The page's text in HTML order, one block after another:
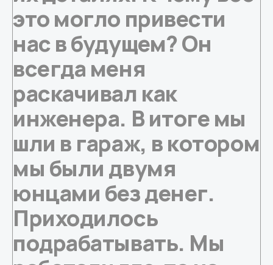
это могло привести
нас в будущем? Он
всегда меня
раскачивал как
инженера. В итоге мы
шли в гараж, в котором
мы были двумя
юнцами без денег.
Приходилось
подрабатывать. Мы